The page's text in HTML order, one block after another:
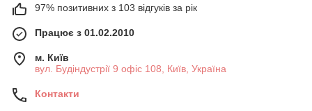
97% позитивних з 103 відгуків за рік
Працює з 01.02.2010
м. Київ
вул. Будіндустрії 9 офіс 108, Київ, Україна
Контакти